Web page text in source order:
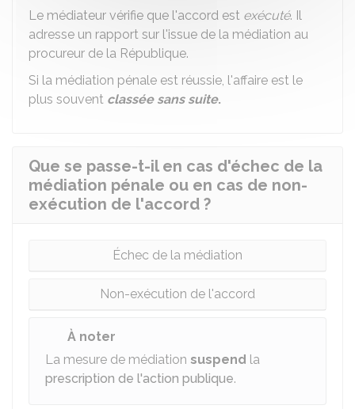
Le médiateur vérifie que l'accord est exécuté. Il
adresse un rapport sur l'issue de la médiation au
procureur de la République.
Si la médiation pénale est réussie, l'affaire est le
plus souvent classée sans suite.
Que se passe-t-il en cas d'échec de la
médiation pénale ou en cas de non-
exécution de l'accord ?
Échec de la médiation
Non-exécution de l'accord
À noter
La mesure de médiation suspend la
prescription de l'action publique.